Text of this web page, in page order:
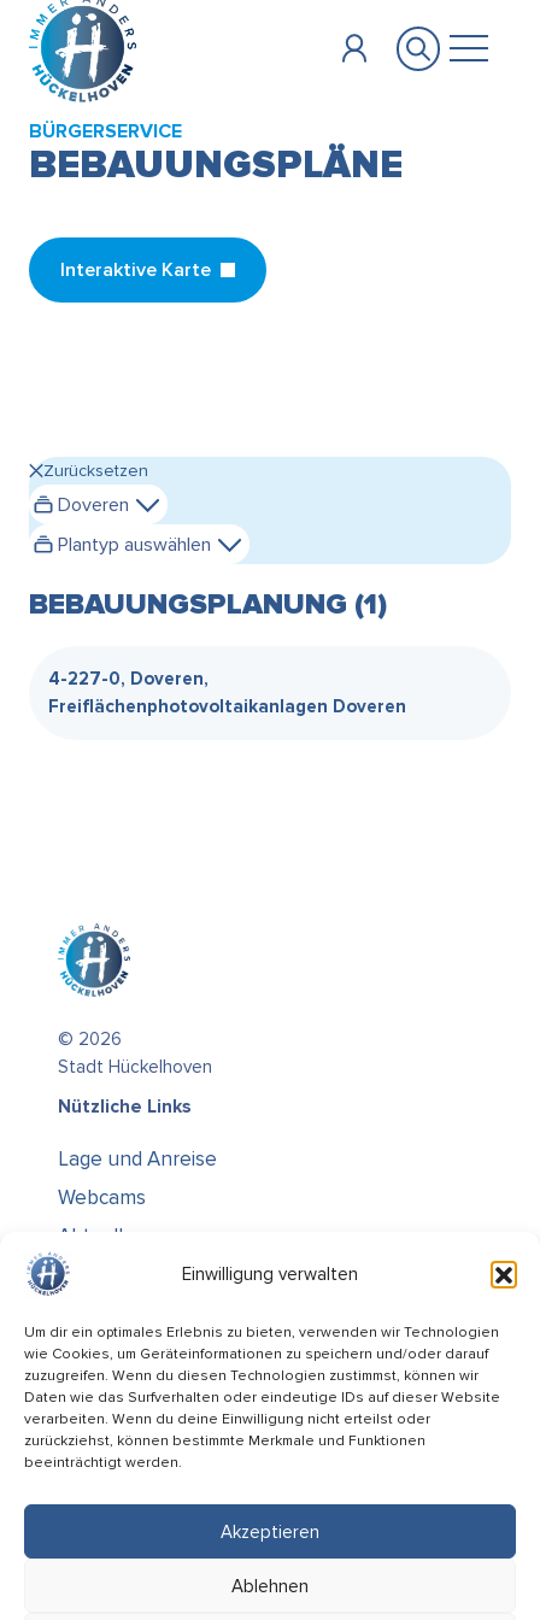
Einwilligung verwalten
Um dir ein optimales Erlebnis zu bieten, verwenden wir Technologien
wie Cookies, um Geräteinformationen zu speichern und/oder darauf
zuzugreifen. Wenn du diesen Technologien zustimmst, können wir
Daten wie das Surfverhalten oder eindeutige IDs auf dieser Website
verarbeiten. Wenn du deine Einwilligung nicht erteilst oder
zurückziehst, können bestimmte Merkmale und Funktionen
beeinträchtigt werden.
Akzeptieren
Ablehnen
Zum Hauptinhalt springen
BÜRGERSERVICE
BEBAUUNGSPLÄNE
Interaktive Karte
Zurücksetzen
Doveren
Plantyp auswählen
BEBAUUNGSPLANUNG (1)
4-227-0, Doveren,
Freiflächenphotovoltaikanlagen Doveren
© 2026
Stadt Hückelhoven
Nützliche Links
Lage und Anreise
Webcams
Aktuelles
Über uns
Kontakt / Öffnungszeiten
Alle Ämter
Stellenausschreibungen
Rechtliches
Informiert bleiben